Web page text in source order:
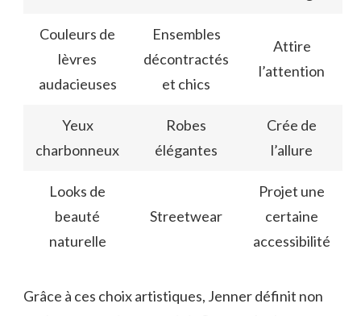
Couleurs de
lèvres
audacieuses
Ensembles
décontractés
et chics
Attire
l’attention
Yeux
charbonneux
Robes
élégantes
Crée de
l’allure
Looks de
beauté
naturelle
Streetwear
Projet une
certaine
accessibilité
Grâce à ces choix artistiques, Jenner définit non